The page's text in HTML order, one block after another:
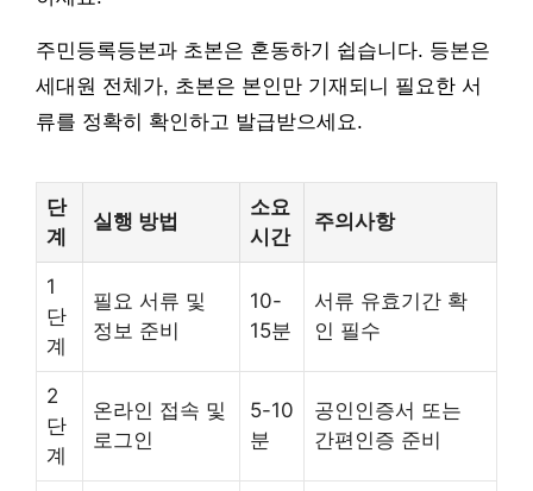
주민등록등본과 초본은 혼동하기 쉽습니다. 등본은
세대원 전체가, 초본은 본인만 기재되니 필요한 서
류를 정확히 확인하고 발급받으세요.
단
계
실행 방법
소요
시간
주의사항
1
단
계
필요 서류 및
정보 준비
10-
15분
서류 유효기간 확
인 필수
2
단
계
온라인 접속 및
로그인
5-10
분
공인인증서 또는
간편인증 준비